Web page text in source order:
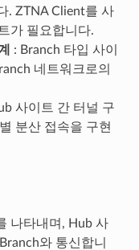
. ZTNA Client를 사
가 필요합니다.
: Branch 타입 사이
네트워크로의
사이트 간 터널 구
분산 접속을 구현
나타내며, Hub 사
와 통신합니